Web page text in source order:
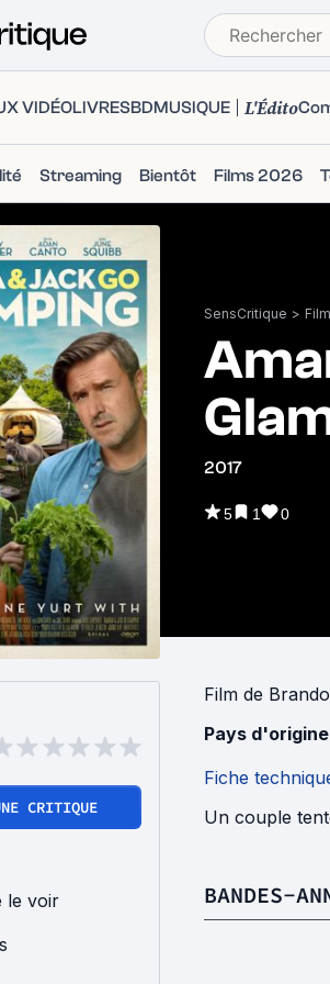
VIDÉOLIVRESBDMUSIQUE L'Édito
Streaming Bientôt Films 2026
SensCritique >
2017
5 1 0
CRITIQUE
le voir
Film de
Pays
Fiche
Un couple
BANDES-